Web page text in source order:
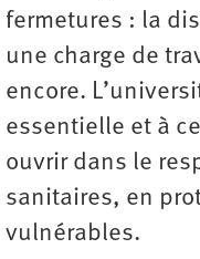
fermetures : la
une charge de
encore.
essentielle et à
ouvrir dans le
sanitaires, en
vulnérables.